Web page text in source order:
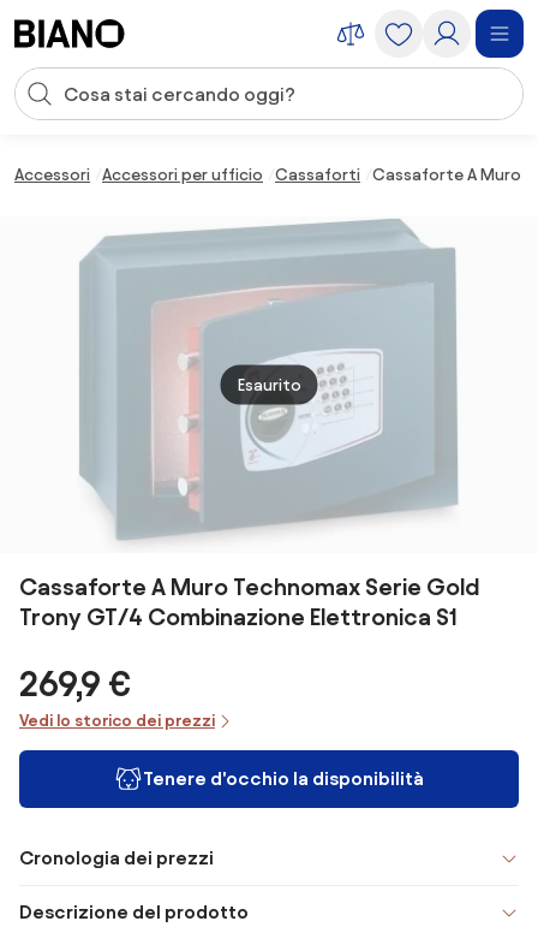
Input della ricerca
Accessori Accessori per ufficio Cassaforti Cassaforte A Muro
Esaurito
Cassaforte A Muro Technomax Serie Gold
Trony GT/4 Combinazione Elettronica S1
269,9 €
Vedi lo storico dei prezzi
Tenere d'occhio la disponibilità
Cronologia dei prezzi
Descrizione del prodotto